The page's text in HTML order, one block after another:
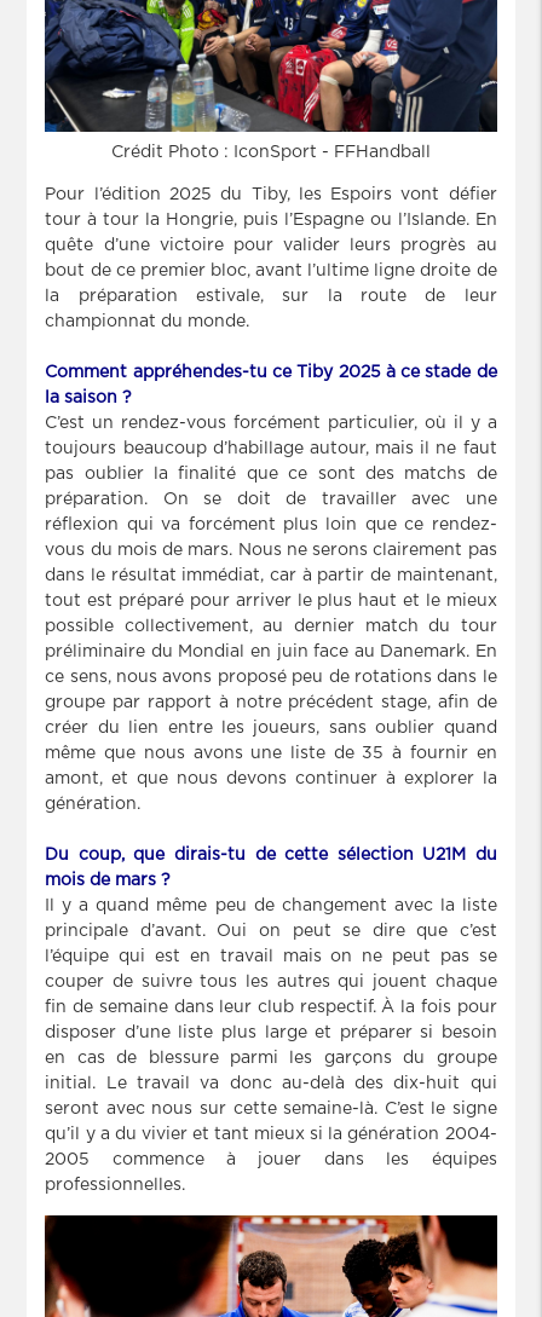
Crédit Photo : IconSport - FFHandball
Pour l’édition 2025 du Tiby, les Espoirs vont défier
tour à tour la Hongrie, puis l’Espagne ou l’Islande. En
quête d’une victoire pour valider leurs progrès au
bout de ce premier bloc, avant l’ultime ligne droite de
la préparation estivale, sur la route de leur
championnat du monde.
Comment appréhendes-tu ce Tiby 2025 à ce stade de
la saison ?
C’est un rendez-vous forcément particulier, où il y a
toujours beaucoup d’habillage autour, mais il ne faut
pas oublier la finalité que ce sont des matchs de
préparation. On se doit de travailler avec une
réflexion qui va forcément plus loin que ce rendez-
vous du mois de mars. Nous ne serons clairement pas
dans le résultat immédiat, car à partir de maintenant,
tout est préparé pour arriver le plus haut et le mieux
possible collectivement, au dernier match du tour
préliminaire du Mondial en juin face au Danemark. En
ce sens, nous avons proposé peu de rotations dans le
groupe par rapport à notre précédent stage, afin de
créer du lien entre les joueurs, sans oublier quand
même que nous avons une liste de 35 à fournir en
amont, et que nous devons continuer à explorer la
génération.
Du coup, que dirais-tu de cette sélection U21M du
mois de mars ?
Il y a quand même peu de changement avec la liste
principale d’avant. Oui on peut se dire que c’est
l’équipe qui est en travail mais on ne peut pas se
couper de suivre tous les autres qui jouent chaque
fin de semaine dans leur club respectif. À la fois pour
disposer d’une liste plus large et préparer si besoin
en cas de blessure parmi les garçons du groupe
initial. Le travail va donc au-delà des dix-huit qui
seront avec nous sur cette semaine-là. C’est le signe
qu’il y a du vivier et tant mieux si la génération 2004-
2005 commence à jouer dans les équipes
professionnelles.